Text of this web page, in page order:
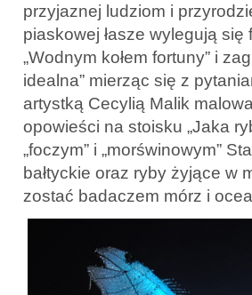
przyjaznej ludziom i
piaskowej łasze wylegują
„Wodnym kołem fortuny” i
idealna” mierząc się z
artystką Cecylią Malik
opowieści na stoisku „Jaka
„foczym” i „morświnowym”
bałtyckie oraz ryby żyjące w
zostać badaczem mórz i